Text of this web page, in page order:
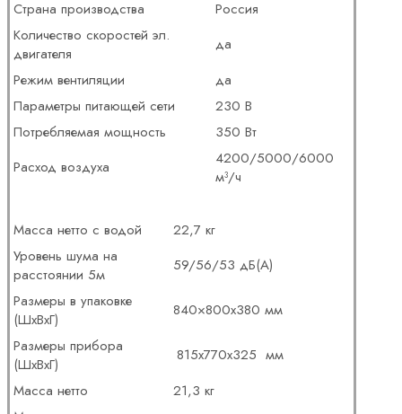
Страна производства
Россия
Количество скоростей эл.
двигателя
да
Режим вентиляции
да
Параметры питающей сети
230 В
Потребляемая мощность
350 Вт
Расход воздуха
4200/5000/6000
м³/ч
Масса нетто с водой
22,7 кг
Уровень шума на
расстоянии 5м
59/56/53 дБ(А)
Размеры в упаковке
(ШхВхГ)
840×800х380 мм
Размеры прибора
(ШхВхГ)
815х770х325 мм
Масса нетто
21,3 кг